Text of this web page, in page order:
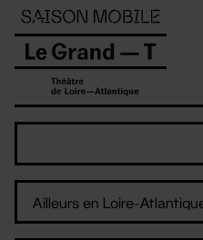
Panneau de gestion des cookies